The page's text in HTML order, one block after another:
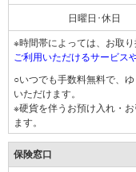
日曜日･休日
※時間帯によっては、お取
ご利用いただけるサービス
○いつでも手数料無料で、
いただけます。
※硬貨を伴うお預け入れ・
ます。
保険窓口